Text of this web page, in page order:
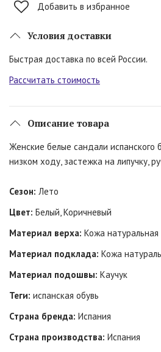
Добавить в избранное
Условия доставки
Быстрая доставка по всей России.
Рассчитать стоимость
Описание товара
Женские белые сандали испанского
низком ходу, застежка на липучку,
Сезон: Лето
Цвет: Белый, Коричневый
Материал верха: Кожа натуральная
Материал подклада: Кожа
Материал подошвы: Каучук
Теги: испанская обувь
Страна бренда: Испания
Страна производства: Испания